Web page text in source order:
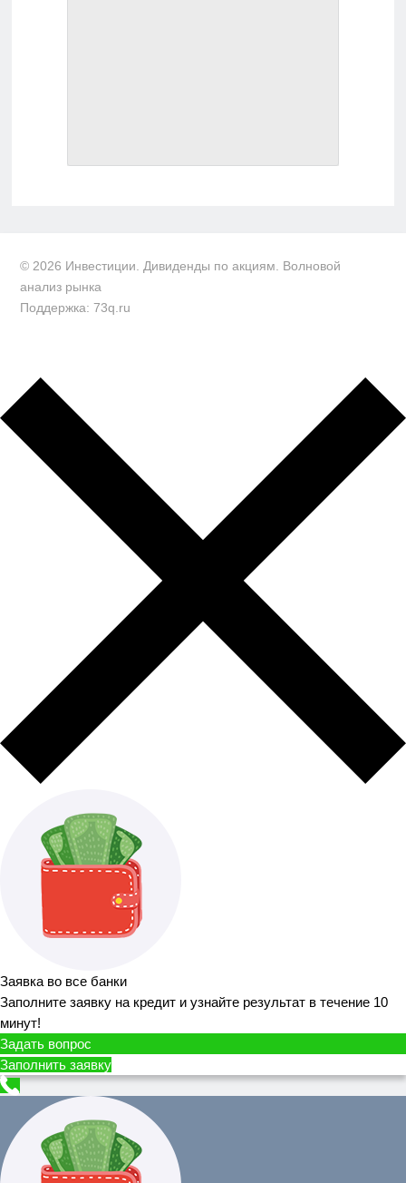
© 2026 Инвестиции. Дивиденды по акциям. Волновой
анализ рынка
Поддержка: 73q.ru
Заявка во все банки
Заполните заявку на кредит и узнайте результат в течение 10
минут!
Задать вопрос
Заполнить заявку